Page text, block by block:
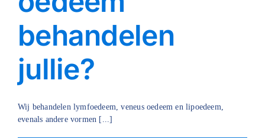
behandelen
jullie?
Wij behandelen lymfoedeem, veneus oedeem en lipoedeem,
evenals andere vormen [...]